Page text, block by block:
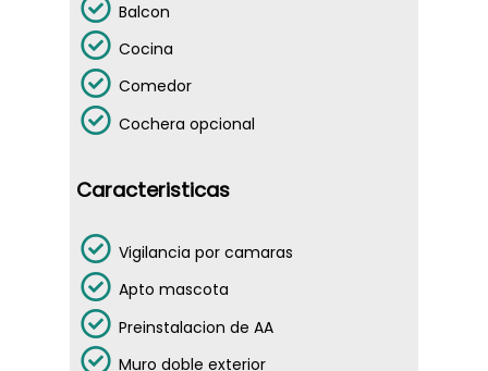
Balcon
Cocina
Comedor
Cochera opcional
Caracteristicas
Vigilancia por camaras
Apto mascota
Preinstalacion de AA
Muro doble exterior